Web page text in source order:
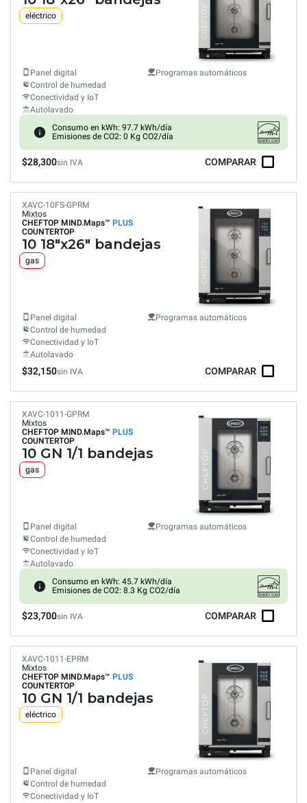
eléctrico
Panel digital
Control de humedad
Conectividad y IoT
Autolavado
Programas automáticos
Consumo en kWh: 97.7 kWh/día
Emisiones de CO2: 0 Kg CO2/día
$28,300sin IVA COMPARAR
XAVC-10FS-GPRM
Mixtos
CHEFTOP MIND.Maps™ PLUS
COUNTERTOP
10 18"x26" bandejas
gas
Panel digital
Control de humedad
Conectividad y IoT
Autolavado
Programas automáticos
$32,150sin IVA COMPARAR
XAVC-1011-GPRM
Mixtos
CHEFTOP MIND.Maps™ PLUS
COUNTERTOP
10 GN 1/1 bandejas
gas
Panel digital
Control de humedad
Conectividad y IoT
Autolavado
Programas automáticos
Consumo en kWh: 45.7 kWh/día
Emisiones de CO2: 8.3 Kg CO2/día
$23,700sin IVA COMPARAR
XAVC-1011-EPRM
Mixtos
CHEFTOP MIND.Maps™ PLUS
COUNTERTOP
10 GN 1/1 bandejas
eléctrico
Panel digital
Control de humedad
Conectividad y IoT
Programas automáticos